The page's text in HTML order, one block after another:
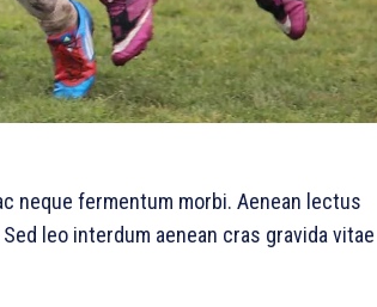
neque fermentum morbi. Aenean lectus
leo interdum aenean cras gravida vitae